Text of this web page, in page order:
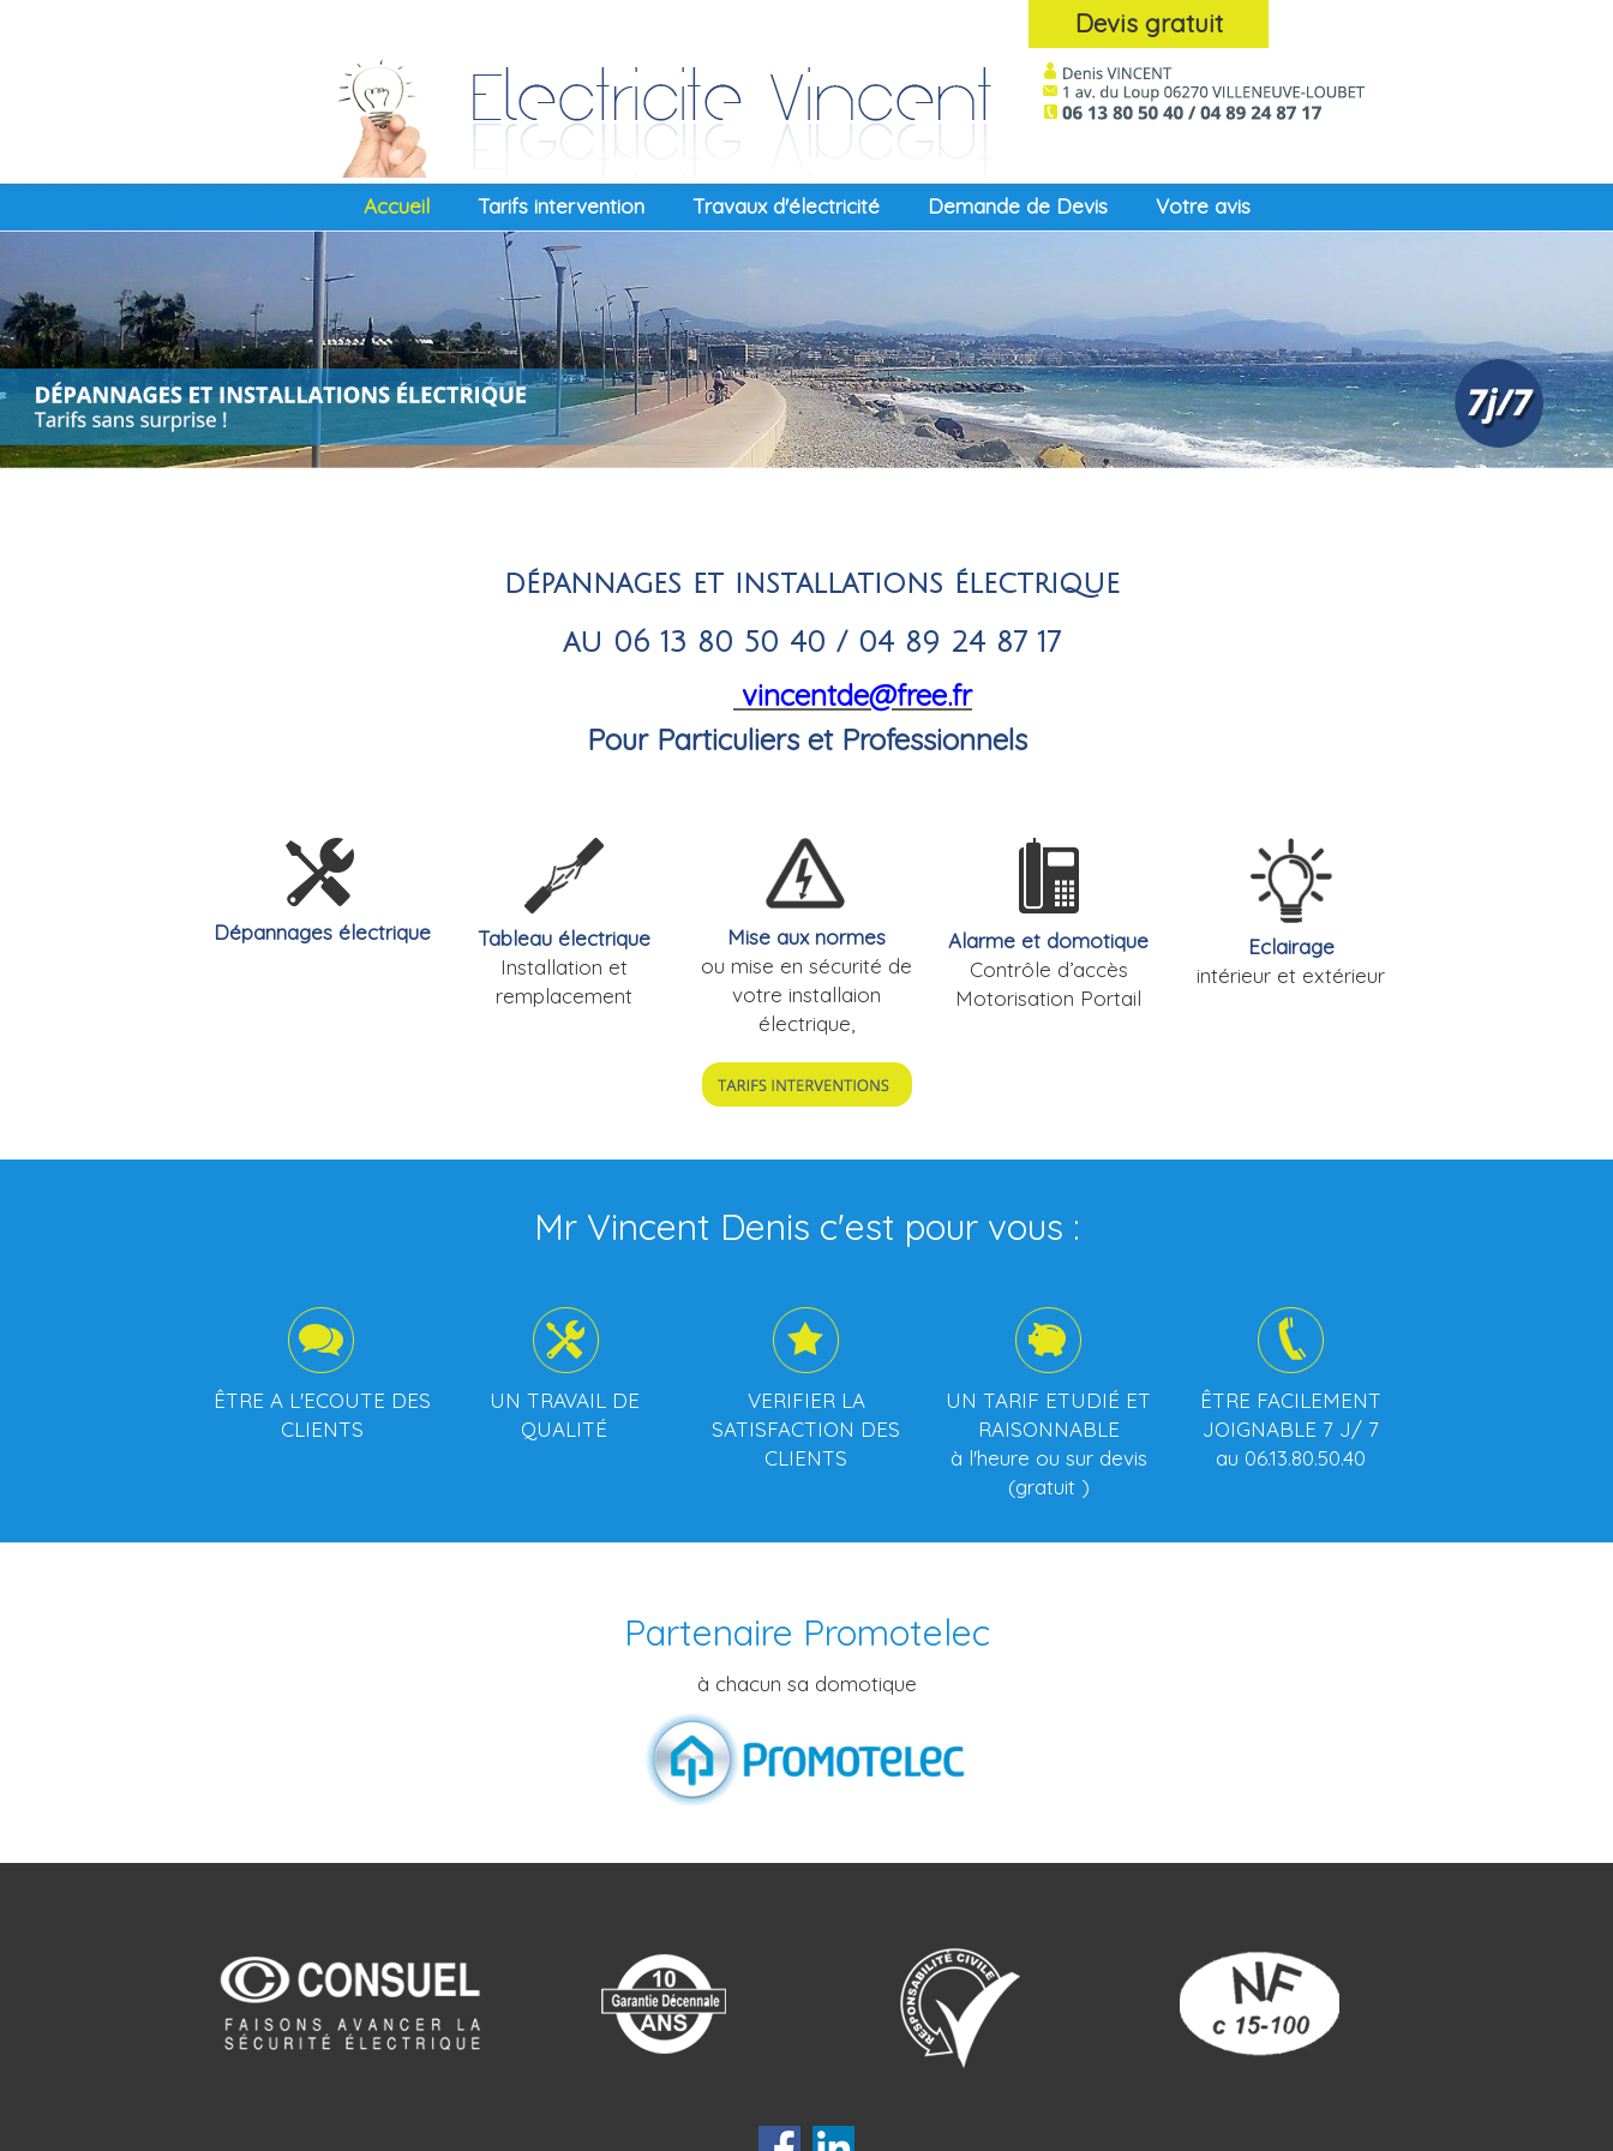
Devis gratuit
Accueil Tarifs intervention Travaux d'électricité Demande de Devis Votre avis
dépannages et installations électrique
au 06 13 80 50 40 / 04 89 24 87 17
vincentde@free.fr
Pour Particuliers et Professionnels
Dépannages électrique
Tableau électrique
Installation et
remplacement
Mise aux normes
ou mise en sécurité de
votre installaion
électrique,
Alarme et domotique
Contrôle d’accès
Motorisation Portail
Eclairage
intérieur et extérieur
Mr Vincent Denis c'est pour vous :
ÊTRE A L'ECOUTE DES
CLIENTS
UN TRAVAIL DE
QUALITÉ
VERIFIER LA
SATISFACTION DES
CLIENTS
UN TARIF ETUDIÉ ET
RAISONNABLE
à l'heure ou sur devis
(gratuit )
ÊTRE FACILEMENT
JOIGNABLE 7 J/ 7
au 06.13.80.50.40
Partenaire Promotelec
à chacun sa domotique